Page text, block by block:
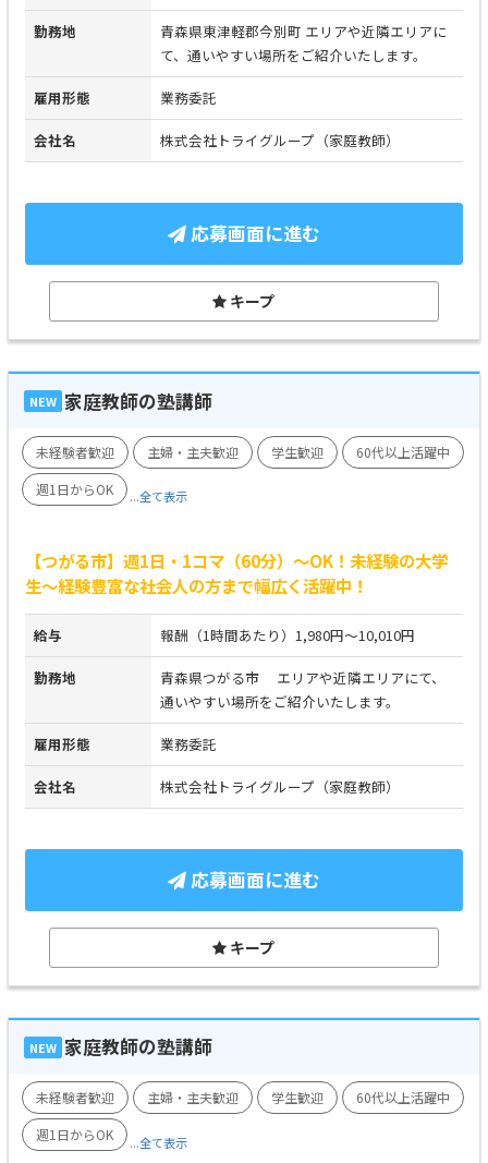
勤務地
青森県東津軽郡今別町 エリアや近隣エリアに
て、通いやすい場所をご紹介いたします。
雇用形態 業務委託
会社名 株式会社トライグループ（家庭教師）
応募画面に進む
キープ
NEW 家庭教師の塾講師
未経験者歓迎 主婦・主夫歓迎 学生歓迎
60代以上活躍中
週1日からOK
...全て表示
【つがる市】週1日・1コマ（60分）～OK！未経験の大学
生～経験豊富な社会人の方まで幅広く活躍中！
給与 報酬（1時間あたり）1,980円～10,010円
勤務地
青森県つがる市 エリアや近隣エリアにて、
通いやすい場所をご紹介いたします。
雇用形態 業務委託
会社名 株式会社トライグループ（家庭教師）
応募画面に進む
キープ
NEW 家庭教師の塾講師
未経験者歓迎 主婦・主夫歓迎 学生歓迎
60代以上活躍中
週1日からOK
...全て表示